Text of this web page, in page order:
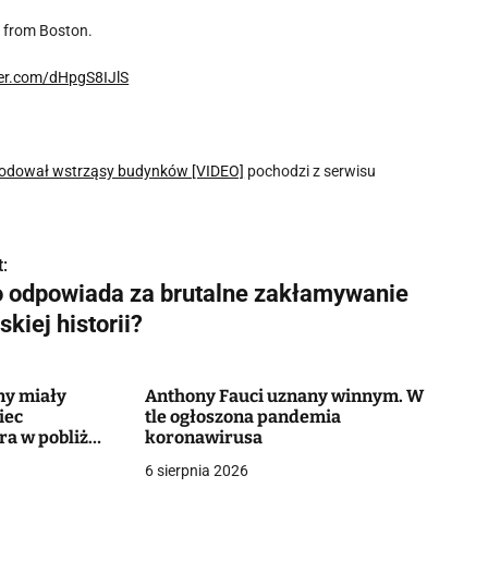
from Boston.
dHpgS8IJlS
wstrząsy budynków [VIDEO] pochodzi z serwisu
odpowiada za brutalne zakłamywanie
historii?
miały
w pobliżu
Anthony Fauci uznany winnym. W
tle ogłoszona pandemia
koronawirusa
6 sierpnia 2026